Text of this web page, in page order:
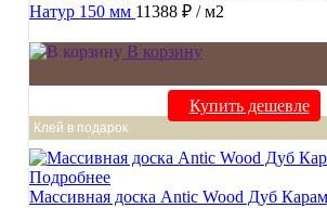
Натур 150 мм 11388 ₽ / м2
В корзину
Купить дешевле
Клей в подарок
Подробнее
Массивная доска Antic Wood Дуб